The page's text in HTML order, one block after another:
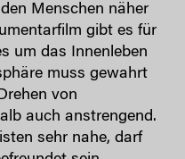
Menschen näher
gibt es für
um das Innenleben
muss gewahrt
von
auch anstrengend.
sehr nahe, darf